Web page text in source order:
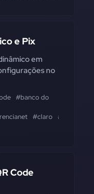
e Pix
em
no
#banco do
#claro #chave
Code